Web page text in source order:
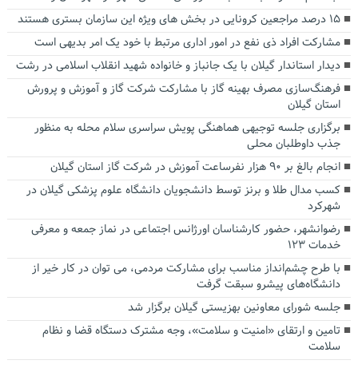
۱۵ درصد مراجعین کرونایی در بخش های ویژه این سازمان بستری هستند
مشارکت افراد ذی نفع در امور اداری مرتبط با خود یک امر بدیهی است
دیدار استاندار گیلان با یک جانباز و خانواده شهید انقلاب اسلامی در رشت
فرهنگ‌سازی مصرف بهینه گاز با مشارکت شرکت گاز و آموزش و پرورش
استان گیلان
برگزاری جلسه توجیهی هماهنگی پویش سراسری سلام محله به منظور
جذب داوطلبان محلی
انجام بالغ بر ۹۰ هزار نفرساعت آموزش در شرکت گاز استان گیلان
کسب مدال طلا و برنز توسط دانشجویان دانشگاه علوم پزشکی گیلان در
شهرکرد
رضوانشهر، حضور کارشناسان اورژانس اجتماعی در نماز جمعه و معرفی
خدمات ۱۲۳
با طرح چشم‌انداز مناسب برای مشارکت مردمی، می توان در کار خیر از
دانشگاه‌های پیشرو سبقت گرفت
جلسه شورای معاونین بهزیستی گیلان برگزار شد
تامین و ارتقای «امنیت و سلامت»، وجه مشترک دستگاه قضا و نظام
سلامت